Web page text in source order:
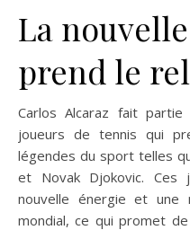
La
prend le
Carlos Alcaraz fait
joueurs de tennis qui
légendes du sport telles
et Novak Djokovic. Ces
nouvelle énergie et une
mondial, ce qui promet